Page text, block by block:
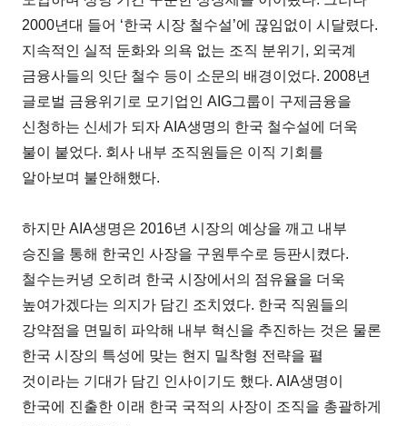
2000년대 들어 ‘한국 시장 철수설’에 끊임없이 시달렸다.
지속적인 실적 둔화와 의욕 없는 조직 분위기, 외국계
금융사들의 잇단 철수 등이 소문의 배경이었다. 2008년
글로벌 금융위기로 모기업인 AIG그룹이 구제금융을
신청하는 신세가 되자 AIA생명의 한국 철수설에 더욱
불이 붙었다. 회사 내부 조직원들은 이직 기회를
알아보며 불안해했다.
하지만 AIA생명은 2016년 시장의 예상을 깨고 내부
승진을 통해 한국인 사장을 구원투수로 등판시켰다.
철수는커녕 오히려 한국 시장에서의 점유율을 더욱
높여가겠다는 의지가 담긴 조치였다. 한국 직원들의
강약점을 면밀히 파악해 내부 혁신을 추진하는 것은 물론
한국 시장의 특성에 맞는 현지 밀착형 전략을 펼
것이라는 기대가 담긴 인사이기도 했다. AIA생명이
한국에 진출한 이래 한국 국적의 사장이 조직을 총괄하게